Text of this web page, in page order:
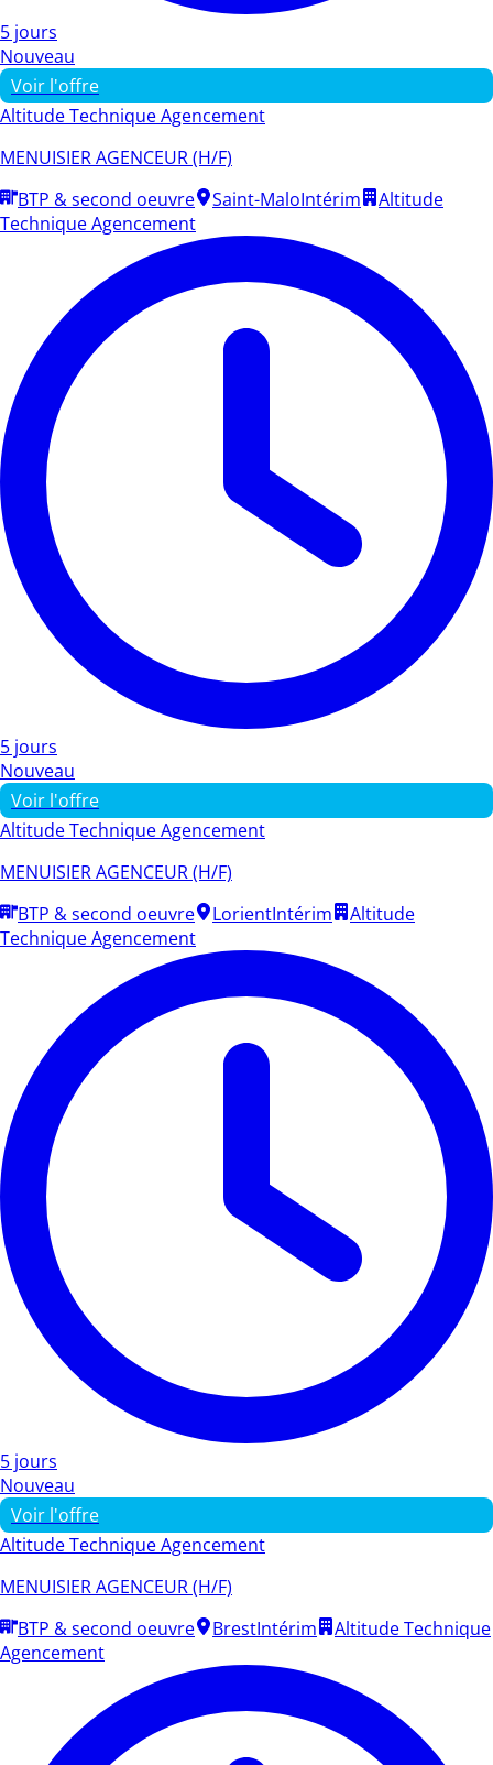
5 jours
Nouveau
Voir l'offre
Altitude Technique Agencement
MENUISIER AGENCEUR (H/F)
BTP & second oeuvre
Saint-MaloIntérim
Altitude
Technique Agencement
5 jours
Nouveau
Voir l'offre
Altitude Technique Agencement
MENUISIER AGENCEUR (H/F)
BTP & second oeuvre
LorientIntérim
Altitude
Technique Agencement
5 jours
Nouveau
Voir l'offre
Altitude Technique Agencement
MENUISIER AGENCEUR (H/F)
BTP & second oeuvre
BrestIntérim
Altitude Technique
Agencement